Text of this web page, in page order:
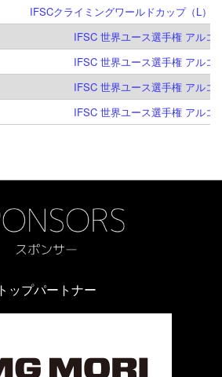
IFSCクライミングワールドカップ（L）
IFSC 世界ユース選手権 アルコ
IFSC 世界ユース選手権 アルコ
IFSC 世界ユース選手権 アルコ
IFSC 世界ユース選手権 アルコ
トップパートナー